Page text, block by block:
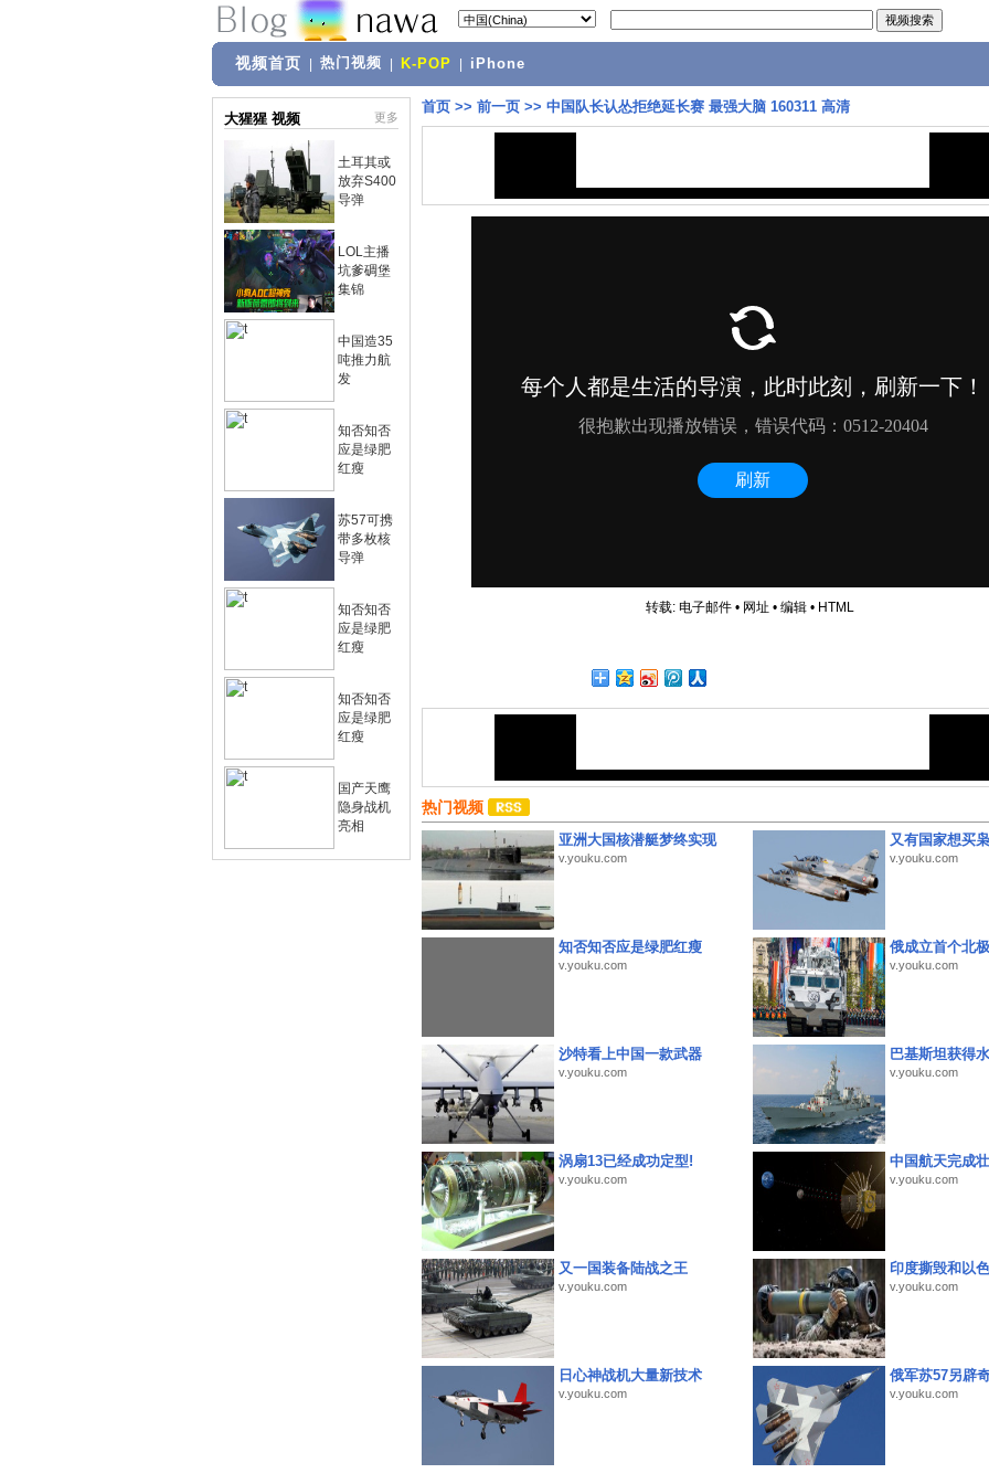
视频首页 热门视频 K-POP iPhone
大猩猩 视频 更多
土耳其或
放弃S400
导弹
LOL主播
坑爹碉堡
集锦
中国造35
吨推力航
发
知否知否
应是绿肥
红瘦
苏57可携
带多枚核
导弹
知否知否
应是绿肥
红瘦
知否知否
应是绿肥
红瘦
国产天鹰
隐身战机
亮相
首页 >> 前一页 >> 中国队长认怂拒绝延长赛 最强大脑 160311 高清
转载: 电子邮件• 网址 • 编辑• HTML
热门视频
亚洲大国核潜艇梦终实现
v.youku.com
又有国家想买
v.youku.com
知否知否应是绿肥红瘦
v.youku.com
俄成立首个北
v.youku.com
沙特看上中国一款武器
v.youku.com
巴基斯坦获得
v.youku.com
涡扇13已经成功定型!
v.youku.com
中国航天完成
v.youku.com
又一国装备陆战之王
v.youku.com
印度撕毁和以
v.youku.com
日心神战机大量新技术
v.youku.com
俄军苏57另辟
v.youku.com